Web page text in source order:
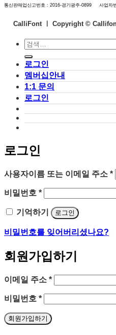
통신판매업신고번호 : 2016-경기광주-0899 사업
CalliFont ㅣ Copyright ©
검
색:
로그인
멤버십안내
1:1 문의
로그인
로그인
사용자이름 또는 이메일 주소 *필
비밀번호 *필
항
기억하기 로그인
비밀번호를 잊어버리셨나요?
회원가입하기
이메일 주소 *필
비밀번호 *필
항
회원가입하기